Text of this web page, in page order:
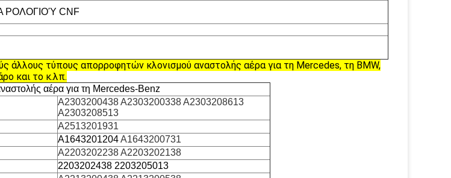
ΡΟΛΟΓΙΟΎ CNF
άλλους τύπους απορροφητών κλονισμού αναστολής αέρα για τη Mercedes, τη BMW,
και το κ.λπ.
αέρα για τη Mercedes-Benz
A2303200438 A2303200338 A2303208613
A2303208513
A2513201931
A1643201204A1643200731
A2203202238 A2203202138
2203202438 2203205013